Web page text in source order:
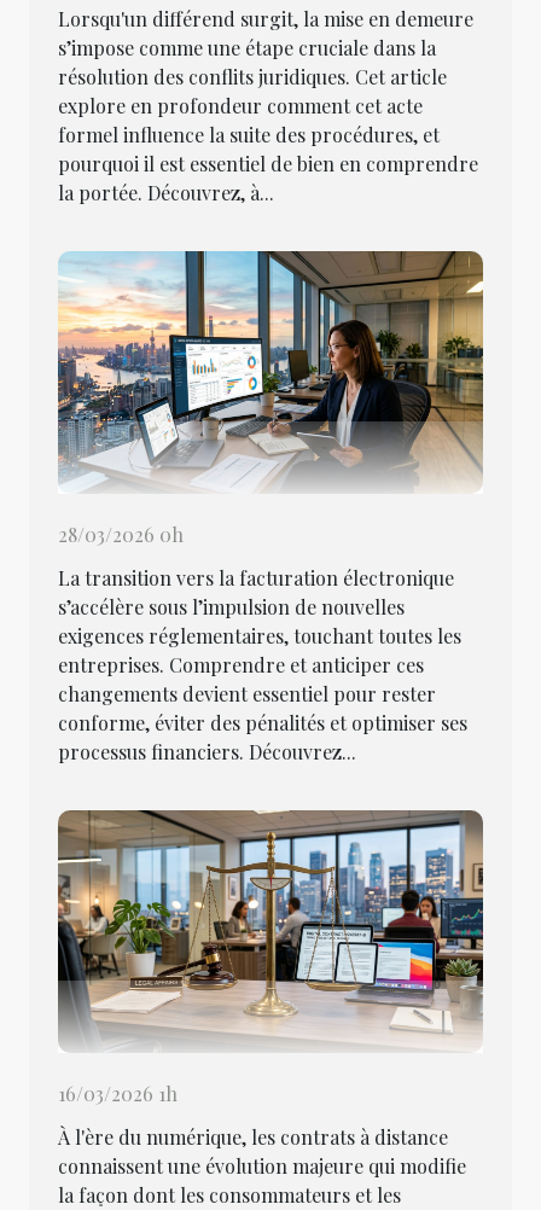
Lorsqu'un différend surgit, la mise en demeure
s’impose comme une étape cruciale dans la
résolution des conflits juridiques. Cet article
explore en profondeur comment cet acte
formel influence la suite des procédures, et
pourquoi il est essentiel de bien en comprendre
la portée. Découvrez, à...
28/03/2026 0h
La transition vers la facturation électronique
s’accélère sous l’impulsion de nouvelles
exigences réglementaires, touchant toutes les
entreprises. Comprendre et anticiper ces
changements devient essentiel pour rester
conforme, éviter des pénalités et optimiser ses
processus financiers. Découvrez...
16/03/2026 1h
À l'ère du numérique, les contrats à distance
connaissent une évolution majeure qui modifie
la façon dont les consommateurs et les